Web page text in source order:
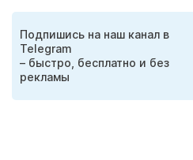
Подпишись на наш канал в
Telegram
– быстро, бесплатно и без
рекламы